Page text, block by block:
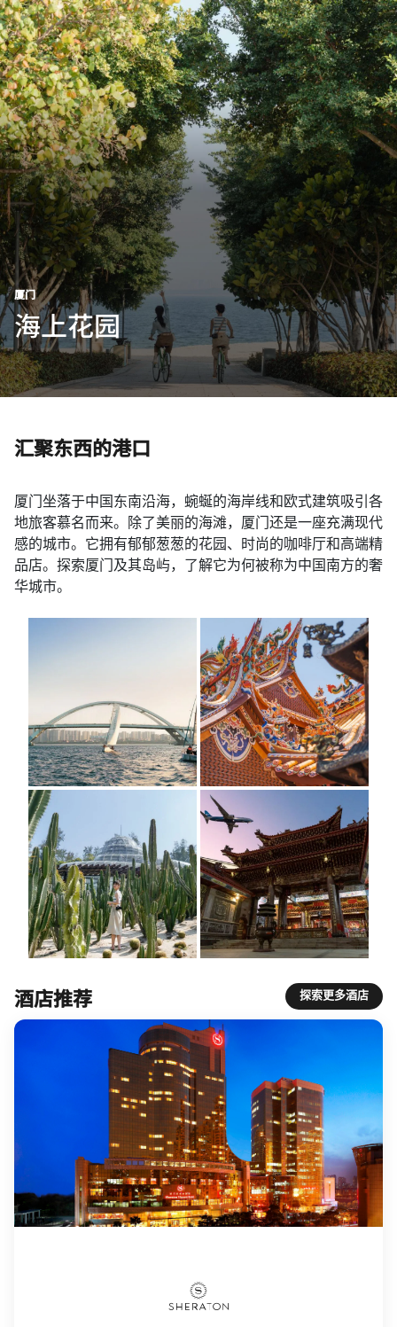
跳到内容
厦门
海上花园
汇聚东西的港口
厦门坐落于中国东南沿海，蜿蜒的海岸线和欧式建筑吸引各
地旅客慕名而来。除了美丽的海滩，厦门还是一座充满现代
感的城市。它拥有郁郁葱葱的花园、时尚的咖啡厅和高端精
品店。探索厦门及其岛屿，了解它为何被称为中国南方的奢
华城市。​
酒店推荐 探索更多酒店